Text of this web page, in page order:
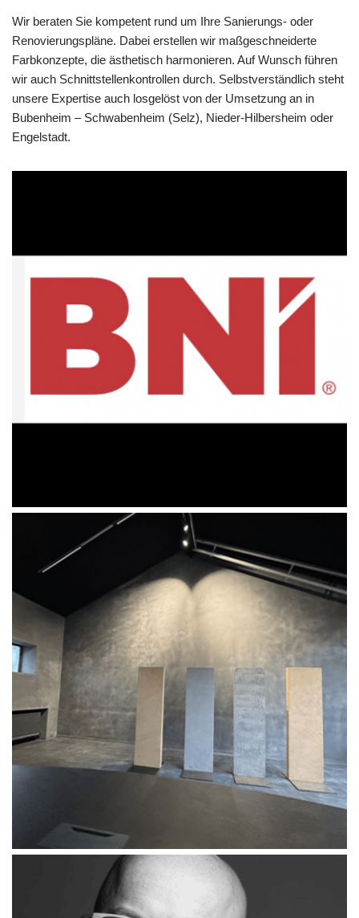
Wir beraten Sie kompetent rund um Ihre Sanierungs- oder
Renovierungspläne. Dabei erstellen wir maßgeschneiderte
Farbkonzepte, die ästhetisch harmonieren. Auf Wunsch führen
wir auch Schnittstellenkontrollen durch. Selbstverständlich steht
unsere Expertise auch losgelöst von der Umsetzung an in
Bubenheim – Schwabenheim (Selz), Nieder-Hilbersheim oder
Engelstadt.